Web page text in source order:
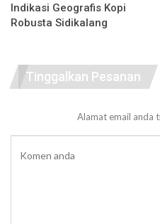
Indikasi Geografis Kopi
Robusta Sidikalang
Tinggalkan Pesanan
Alamat email anda